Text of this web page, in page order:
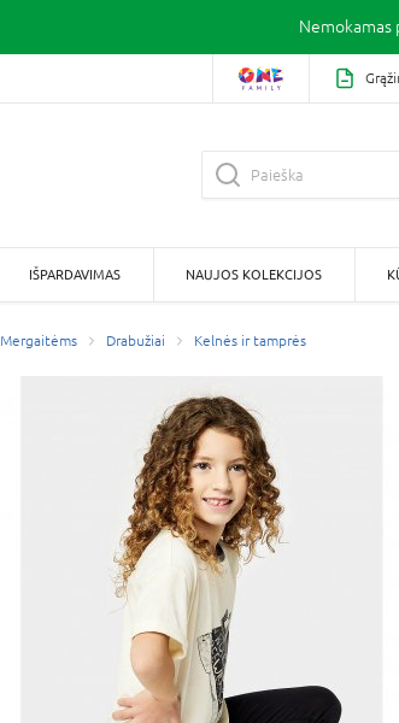
Nemokamas
IŠPARDAVIMAS NAUJOS KOLEKCIJOS
Mergaitėms Drabužiai Kelnės ir tamprės